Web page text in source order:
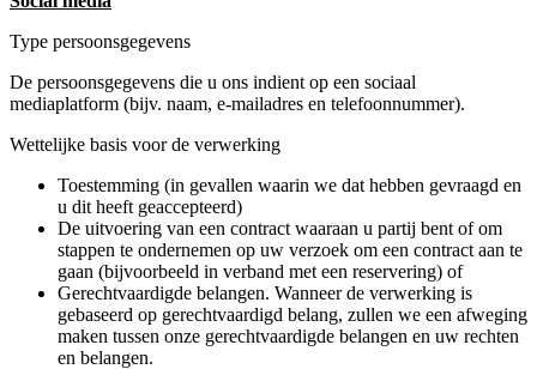
Type persoonsgegevens
De persoonsgegevens die u ons indient op een sociaal
mediaplatform (bijv. naam, e-mailadres en telefoonnummer).
Wettelijke basis voor de verwerking
Toestemming (in gevallen waarin we dat hebben gevraagd en
u dit heeft geaccepteerd)
De uitvoering van een contract waaraan u partij bent of om
stappen te ondernemen op uw verzoek om een contract aan te
gaan (bijvoorbeeld in verband met een reservering) of
Gerechtvaardigde belangen. Wanneer de verwerking is
gebaseerd op gerechtvaardigd belang, zullen we een afweging
maken tussen onze gerechtvaardigde belangen en uw rechten
en belangen.